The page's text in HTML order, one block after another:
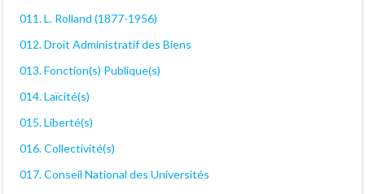
011. L. Rolland (1877-1956)
012. Droit Administratif des Biens
013. Fonction(s) Publique(s)
014. Laïcité(s)
015. Liberté(s)
016. Collectivité(s)
017. Conseil National des Universités